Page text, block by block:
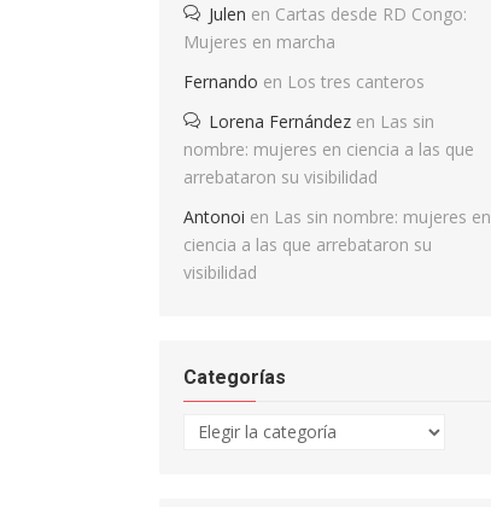
Julen en Cartas desde RD Congo:
Mujeres en marcha
Fernando en Los tres canteros
Lorena Fernández en Las sin
nombre: mujeres en ciencia a las que
arrebataron su visibilidad
Antonoi en Las sin nombre: mujeres en
ciencia a las que arrebataron su
visibilidad
Categorías
Categorías